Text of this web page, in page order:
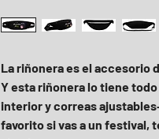
La riñonera es el accesorio
Y esta riñonera lo tiene
interior y correas
favorito si vas a un festival,